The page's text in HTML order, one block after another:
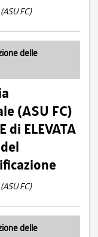
FC)
delle
(ASU FC)
di ELEVATA
FC)
delle